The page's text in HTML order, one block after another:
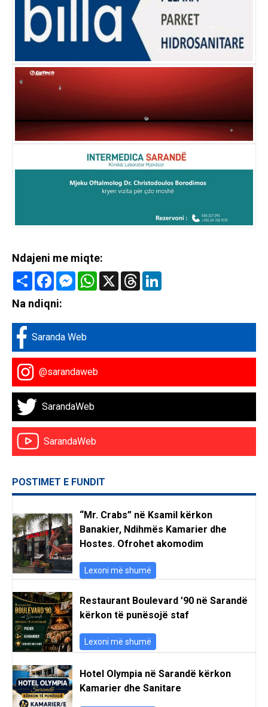
Ndajeni me miqte:
Share FacebookMessenger
WhatsApp
X Threads
Na ndiqni:
Saranda Web
@sarandaweb
SarandaWeb
SarandaWeb
POSTIMET E FUNDIT
“Mr. Crabs” në Ksamil kërkon
Banakier, Ndihmës Kamarier dhe
Hostes. Ofrohet akomodim
Lexoni më shumë
Restaurant Boulevard ’90 në Sarandë
kërkon të punësojë staf
Lexoni më shumë
Hotel Olympia në Sarandë kërkon
Kamarier dhe Sanitare